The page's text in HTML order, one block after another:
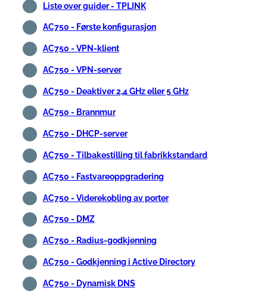
Liste over guider - TPLINK
AC750 - Første konfigurasjon
AC750 - VPN-klient
AC750 - VPN-server
AC750 - Deaktiver 2,4 GHz eller 5 GHz
AC750 - Brannmur
AC750 - DHCP-server
AC750 - Tilbakestilling til fabrikkstandard
AC750 - Fastvareoppgradering
AC750 - Viderekobling av porter
AC750 - DMZ
AC750 - Radius-godkjenning
AC750 - Godkjenning i Active Directory
AC750 - Dynamisk DNS